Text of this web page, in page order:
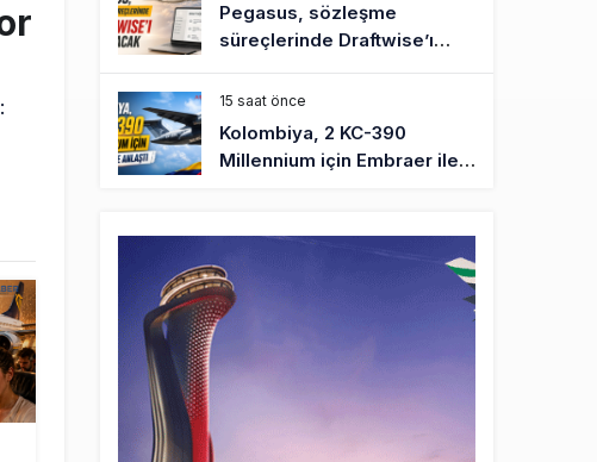
Pegasus, sözleşme
süreçlerinde Draftwise’ı
kullanacak
15 saat önce
Kolombiya, 2 KC-390
Millennium için Embraer ile
Üniversite adayı avlanma ve
aldanma! Yazıcıoğlu Kazası
19 yıl sonra sil baştan SHGM
yönetiminin hiç mi kusuru
yok?